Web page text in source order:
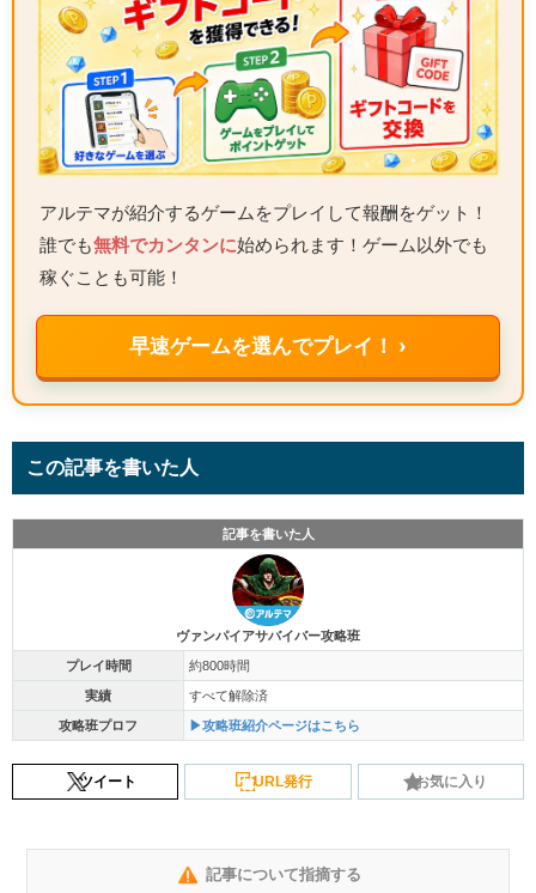
アルテマが紹介するゲームをプレイして報酬をゲット！
誰でも無料でカンタンに始められます！ゲーム以外でも
稼ぐことも可能！
早速ゲームを選んでプレイ！ ›
この記事を書いた人
記事を書いた人
ヴァンパイアサバイバー攻略班
プレイ時間 約800時間
実績 すべて解除済
攻略班プロフ ▶攻略班紹介ページはこちら
ツイート URL発行 お気に入り
記事について指摘する